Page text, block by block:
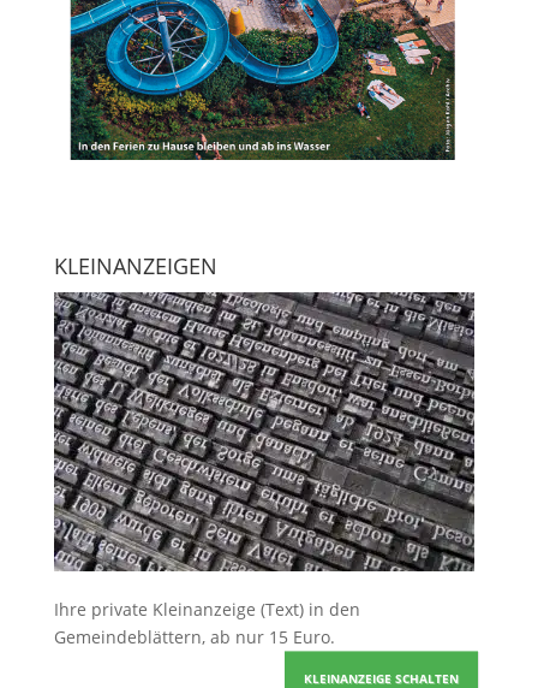
KLEINANZEIGEN
Ihre private Kleinanzeige (Text) in den
Gemeindeblättern, ab nur 15 Euro.
KLEINANZEIGE SCHALTEN